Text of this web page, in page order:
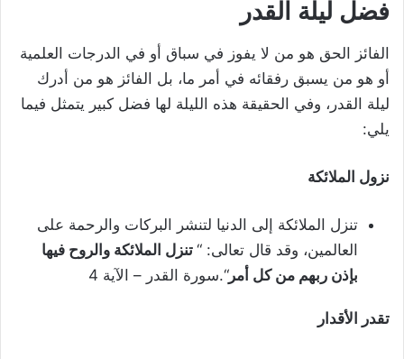
فضل ليلة القدر
الفائز الحق هو من لا يفوز في سباق أو في الدرجات العلمية
أو هو من يسبق رفقائه في أمر ما، بل الفائز هو من أدرك
ليلة القدر، وفي الحقيقة هذه الليلة لها فضل كبير يتمثل فيما
يلي:
نزول الملائكة
تنزل الملائكة إلى الدنيا لتنشر البركات والرحمة على
العالمين، وقد قال تعالى: “ تنزل الملائكة والروح فيها
بإذن ربهم من كل أمر“.سورة القدر – الآية 4
تقدر الأقدار